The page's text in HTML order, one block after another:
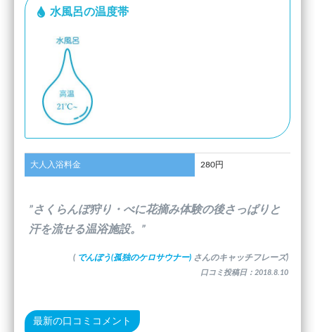
水風呂の温度帯
大人入浴料金 280円
”さくらんぼ狩り・べに花摘み体験の後さっぱりと
汗を流せる温浴施設。”
( でんぼう(孤独のケロサウナー) さんのキャッチフレーズ)
口コミ投稿日：2018.8.10
最新の口コミコメント